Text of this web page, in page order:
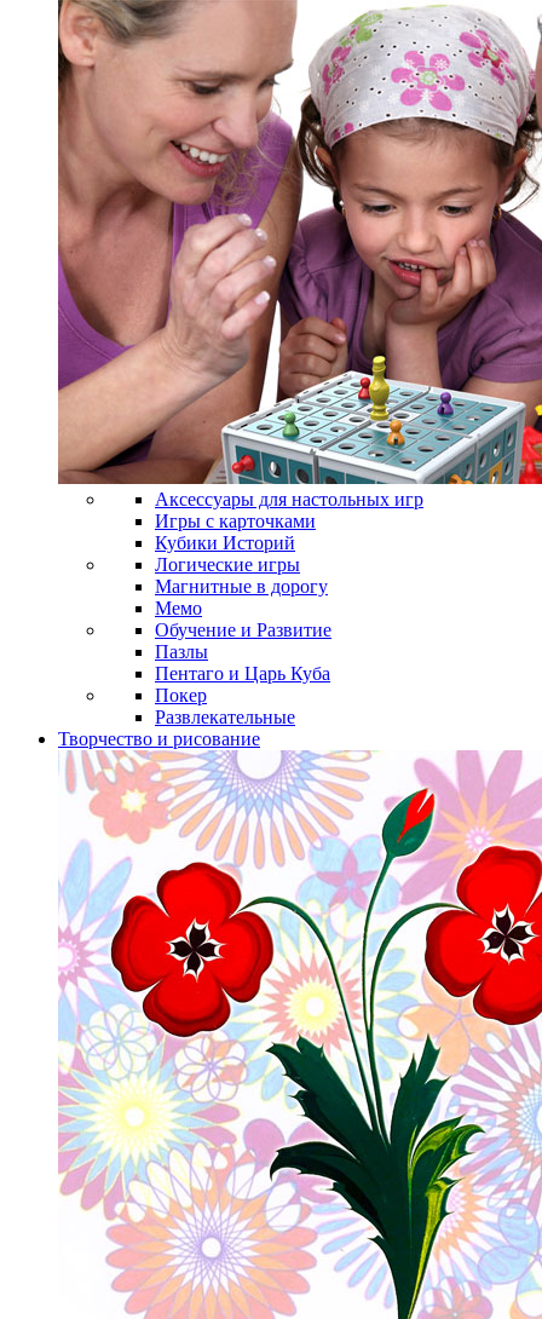
Аксессуары для настольных игр
Игры с карточками
Кубики Историй
Логические игры
Магнитные в дорогу
Мемо
Обучение и Развитие
Пазлы
Пентаго и Царь Куба
Покер
Развлекательные
Творчество и рисование